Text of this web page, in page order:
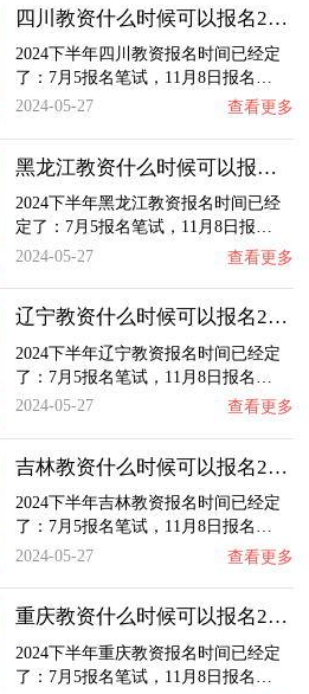
四川教资什么时候可以报名2024
2024下半年四川教资报名时间已经定
了：7月5报名笔试，11月8日报名…
2024-05-27
查看更多
黑龙江教资什么时候可以报名2024
2024下半年黑龙江教资报名时间已经
定了：7月5报名笔试，11月8日报…
2024-05-27
查看更多
辽宁教资什么时候可以报名2024
2024下半年辽宁教资报名时间已经定
了：7月5报名笔试，11月8日报名…
2024-05-27
查看更多
吉林教资什么时候可以报名2024
2024下半年吉林教资报名时间已经定
了：7月5报名笔试，11月8日报名…
2024-05-27
查看更多
重庆教资什么时候可以报名2024
2024下半年重庆教资报名时间已经定
了：7月5报名笔试，11月8日报名…